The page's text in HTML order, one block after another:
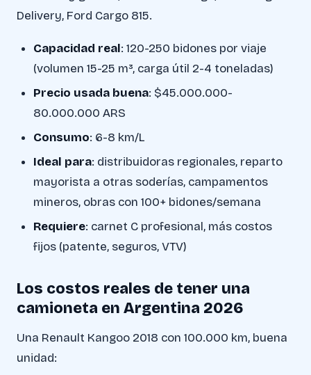
Delivery, Ford Cargo 815.
Capacidad real: 120-250 bidones por viaje
(volumen 15-25 m³, carga útil 2-4 toneladas)
Precio usada buena: $45.000.000-
80.000.000 ARS
Consumo: 6-8 km/L
Ideal para: distribuidoras regionales, reparto
mayorista a otras soderías, campamentos
mineros, obras con 100+ bidones/semana
Requiere: carnet C profesional, más costos
fijos (patente, seguros, VTV)
Los costos reales de tener una
camioneta en Argentina 2026
Una Renault Kangoo 2018 con 100.000 km, buena
unidad: